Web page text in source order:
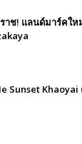
าช! แลนด์มาร์คให
Sunset Khaoyai